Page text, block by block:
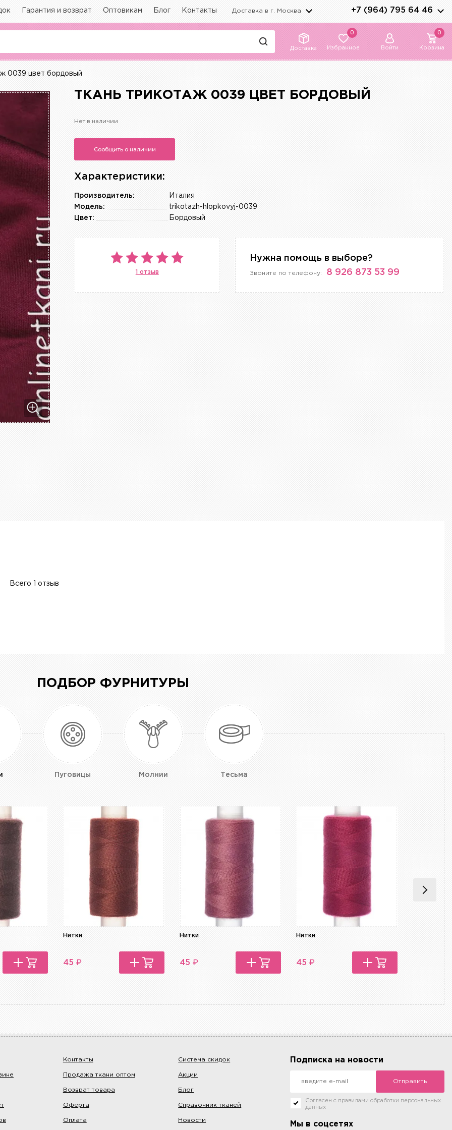
Гарантия и возврат Оптовикам Блог Контакты Доставка в г. Москва +7 (964) 795 64 46
Доставка
0
Избранное Войти
0
Корзина
0039 цвет бордовый
ТКАНЬ ТРИКОТАЖ 0039 ЦВЕТ БОРДОВЫЙ
Нет в наличии
Сообщить о наличии
Характеристики:
Италия
Производитель:
trikotazh-hlopkovyj-0039
Модель:
Бордовый
Цвет:
1 отзыв
Нужна помощь в выборе?
Звоните по телефону: 8 926 873 53 99
Всего 1 отзыв
ПОДБОР ФУРНИТУРЫ
Пуговицы Молнии Тесьма
Нитки
45 ₽
Нитки
45 ₽
Нитки
45 ₽
Контакты
Продажа ткани оптом
Возврат товара
Оферта
Оплата
Система скидок
Акции
Блог
Справочник тканей
Новости
Подписка на новости
Отправить
Согласен с правилами обработки персональных
данных
Мы в соцсетях